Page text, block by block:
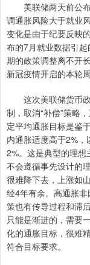
美联储两天前公布
调通胀风险大于就业
变化是由于纪要反映
布的7月就业数据引
期的政策调整离不开
新冠疫情开启的本轮
这次美联储货币政
制，取消“补偿”策略
定平均通胀目标是鉴
内通胀适度高于2%
2%。这是典型的理
不会遵循事先设计的
很难降下去，上涨如
经4年有余。高通胀
策也有传导过程和滞
只能是渐进的，需要
化的通胀目标，很难
符合目标要求。